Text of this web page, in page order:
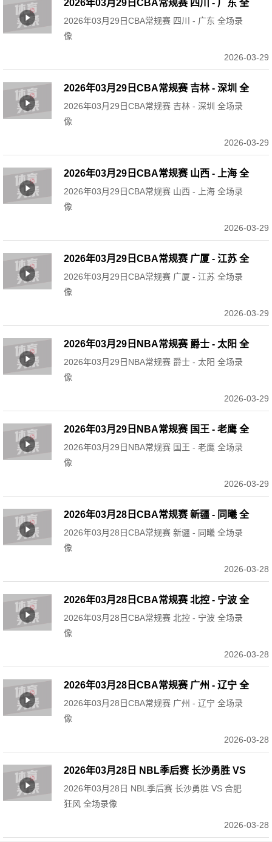
2026年03月29日CBA常规赛 四川 - 广东 全
场录像
2026年03月29日CBA常规赛 四川 - 广东 全场录
像
2026-03-29
2026年03月29日CBA常规赛 吉林 - 深圳 全
场录像
2026年03月29日CBA常规赛 吉林 - 深圳 全场录
像
2026-03-29
2026年03月29日CBA常规赛 山西 - 上海 全
场录像
2026年03月29日CBA常规赛 山西 - 上海 全场录
像
2026-03-29
2026年03月29日CBA常规赛 广厦 - 江苏 全
场录像
2026年03月29日CBA常规赛 广厦 - 江苏 全场录
像
2026-03-29
2026年03月29日NBA常规赛 爵士 - 太阳 全
场录像
2026年03月29日NBA常规赛 爵士 - 太阳 全场录
像
2026-03-29
2026年03月29日NBA常规赛 国王 - 老鹰 全
场录像
2026年03月29日NBA常规赛 国王 - 老鹰 全场录
像
2026-03-29
2026年03月28日CBA常规赛 新疆 - 同曦 全
场录像
2026年03月28日CBA常规赛 新疆 - 同曦 全场录
像
2026-03-28
2026年03月28日CBA常规赛 北控 - 宁波 全
场录像
2026年03月28日CBA常规赛 北控 - 宁波 全场录
像
2026-03-28
2026年03月28日CBA常规赛 广州 - 辽宁 全
场录像
2026年03月28日CBA常规赛 广州 - 辽宁 全场录
像
2026-03-28
2026年03月28日 NBL季后赛 长沙勇胜 VS
合肥狂风 全场录像
2026年03月28日 NBL季后赛 长沙勇胜 VS 合肥
狂风 全场录像
2026-03-28